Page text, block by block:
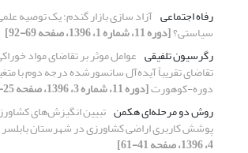
رفاه اجتماعی آزاد سازی بازار گندم؛ یک توصیه
سیاستی؟[دوره 11، شماره 1، 1396، صفحه 69-92]
رگرسیون تلفیقی عوامل موثر بر تقاضای مواد
تقاضای تقریباً آیده‌آل سانسورشده درجه دوم با
دوره-کوهورت[دوره 11، شماره 3، 1396، صفحه 25-53]
روش دو مرحله‌ای هکمن تبیین انگیزش‌های
پوشش کاربری اراضی کشاورزی در شهرستان بابلسر
4، 1396، صفحه 41-61]